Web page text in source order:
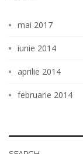
mai 2017
iunie 2014
aprilie 2014
februarie 2014